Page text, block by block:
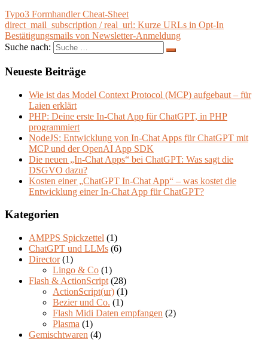
Typo3 Formhandler Cheat-Sheet
direct_mail_subscription / real_url: Kurze URLs in Opt-In
Bestätigungsmails von Newsletter-Anmeldung
Suche nach:
Neueste Beiträge
Wie ist das Model Context Protocol (MCP) aufgebaut – für
Laien erklärt
PHP: Deine erste In-Chat App für ChatGPT, in PHP
programmiert
NodeJS: Entwicklung von In-Chat Apps für ChatGPT mit
MCP und der OpenAI App SDK
Die neuen „In-Chat Apps“ bei ChatGPT: Was sagt die
DSGVO dazu?
Kosten einer „ChatGPT In-Chat App“ – was kostet die
Entwicklung einer In-Chat App für ChatGPT?
Kategorien
AMPPS Spickzettel (1)
ChatGPT und LLMs (6)
Director(1)
Lingo & Co (1)
Flash & ActionScript (28)
ActionScript(ur) (1)
Bezier und Co. (1)
Flash Midi Daten empfangen (2)
Plasma (1)
Gemischtwaren (4)